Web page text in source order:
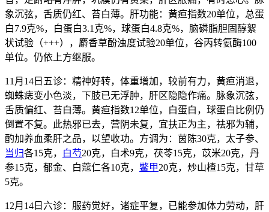
象沉弦，舌质仍红、苔白薄。肝功能：黄疸指数20单位，总蛋
白7.9克%，白蛋白3.1克%，球蛋白4.8克%，脑磷脂胆固醇絮
状试验（+++），麝香草酚浊度试验20单位，谷丙转氨酶100
单位。仍依上方继服。
11月14日五诊：精神好转，体重增加，较前有力，黄疸消退，
蜘蛛痣变小色淡，下肢已无浮肿，肝区隐隐作痛。脉象沉弦，
舌质偏红、苔白薄。黄疸指数12单位，白蛋白，球蛋白比例仍
倒置不复。此热邪已去，营阴未复，宜扶正为主，祛邪为辅，
酌加养血柔肝之品，以望收功。方调为：茵陈30克，太子参、
当归各15克， 白芍20克，白术9克，茯苓15克，苡米20克，丹
参15克，郁金、白蔻仁各10克， 鳖甲20克，炒山楂15克，甘草
5克。
12月14日六诊：服药觉好，诸症平复，已能参加体力劳动，肝